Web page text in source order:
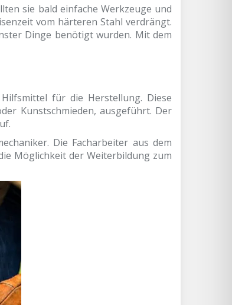
sie bald einfache Werkzeuge und
vom härteren Stahl verdrängt.
Dinge benötigt wurden. Mit dem
für die Herstellung. Diese
Kunstschmieden, ausgeführt. Der
Die Facharbeiter aus dem
Möglichkeit der Weiterbildung zum